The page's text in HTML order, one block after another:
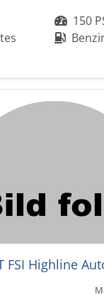
150
FSI Highline